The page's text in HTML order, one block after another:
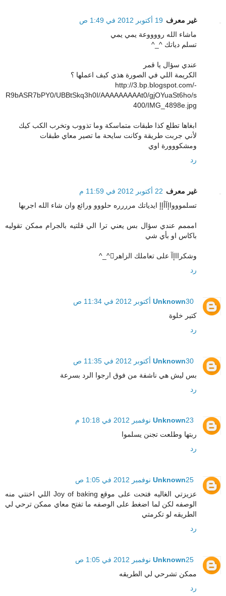
غير معرف 19 أكتوبر 2012 في 1:49 ص
ماشاء الله رووووعة يمي يمي
تسلم دياتك ^_^
عندي سؤال يا قمر
الكريمة اللي في الصورة هذي كيف اعملها ؟
http://3.bp.blogspot.com/-
R9bASR7bPY0/UBBtSkq3h0I/AAAAAAAAAt0/gjOYuaSt6ho/s
400/IMG_4898e.jpg
ابغاها تطلع كذا طبقات متماسكة وما تذووب وتخرب الكب كيك
لأني جربت طريقة وكانت سايحة ما تصير معاي طبقات
ومشكووورة اوي
رد
غير معرف 22 أكتوبر 2012 في 11:59 م
تسلمووواإآأإإ ايدياتك مرررره حلووو ورائع وان شاء الله اجربها
امممم عندي سؤال بس يعني ترا الي قلتيه بالجرام ممكن تقوليه
باكاس او بأي شي
وشكرااإآ على تعاملك الزاهر^_^
رد
Unknown30 أكتوبر 2012 في 11:34 ص
كتير خلوة
رد
Unknown30 أكتوبر 2012 في 11:35 ص
بس ليش هي ناشفة من فوق ارجوا الرد بسرعة
رد
Unknown23 نوفمبر 2012 في 10:18 م
ربتها وطلعت تجنن يسلموا
رد
Unknown25 نوفمبر 2012 في 1:05 ص
عزيزتي الغاليه فتحت على موقع Joy of baking اللي اخنتي منه
الوصفه لكن لما اضغط على الوصفه ما تفتح معاي ممكن ترحي لي
الطريقه لو تكرمتي
رد
Unknown25 نوفمبر 2012 في 1:05 ص
ممكن تشرحي لي الطريقه
رد